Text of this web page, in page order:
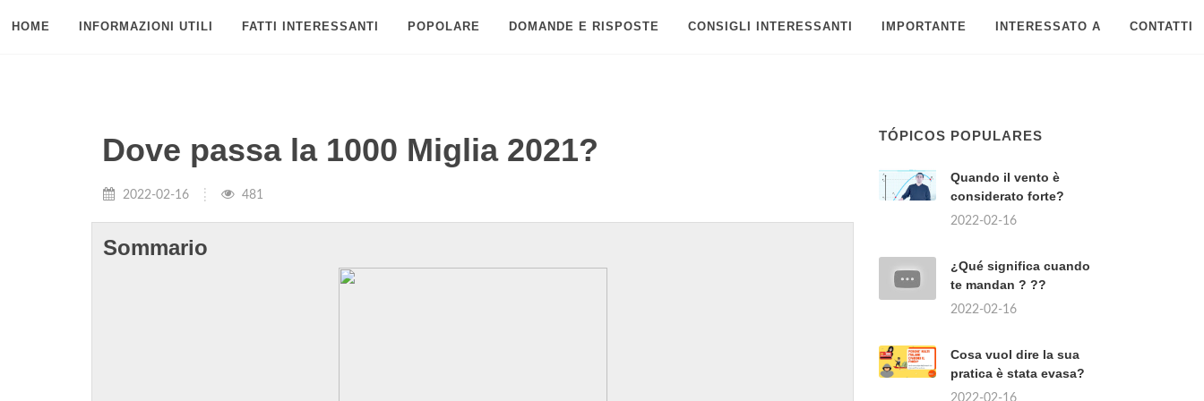
HOME INFORMAZIONI UTILI FATTI INTERESSANTI POPOLARE DOMANDE E RISPOSTE CONSIGLI INTERESSANTI IMPORTANTE INTERESSATO A CONTATTI
Dove passa la 1000 Miglia 2021?
2022-02-16 481
Sommario
TÓPICOS POPULARES
Quando il vento è
considerato forte?
2022-02-16
¿Qué significa cuando
te mandan ? ??
2022-02-16
Cosa vuol dire la sua
pratica è stata evasa?
2022-02-16